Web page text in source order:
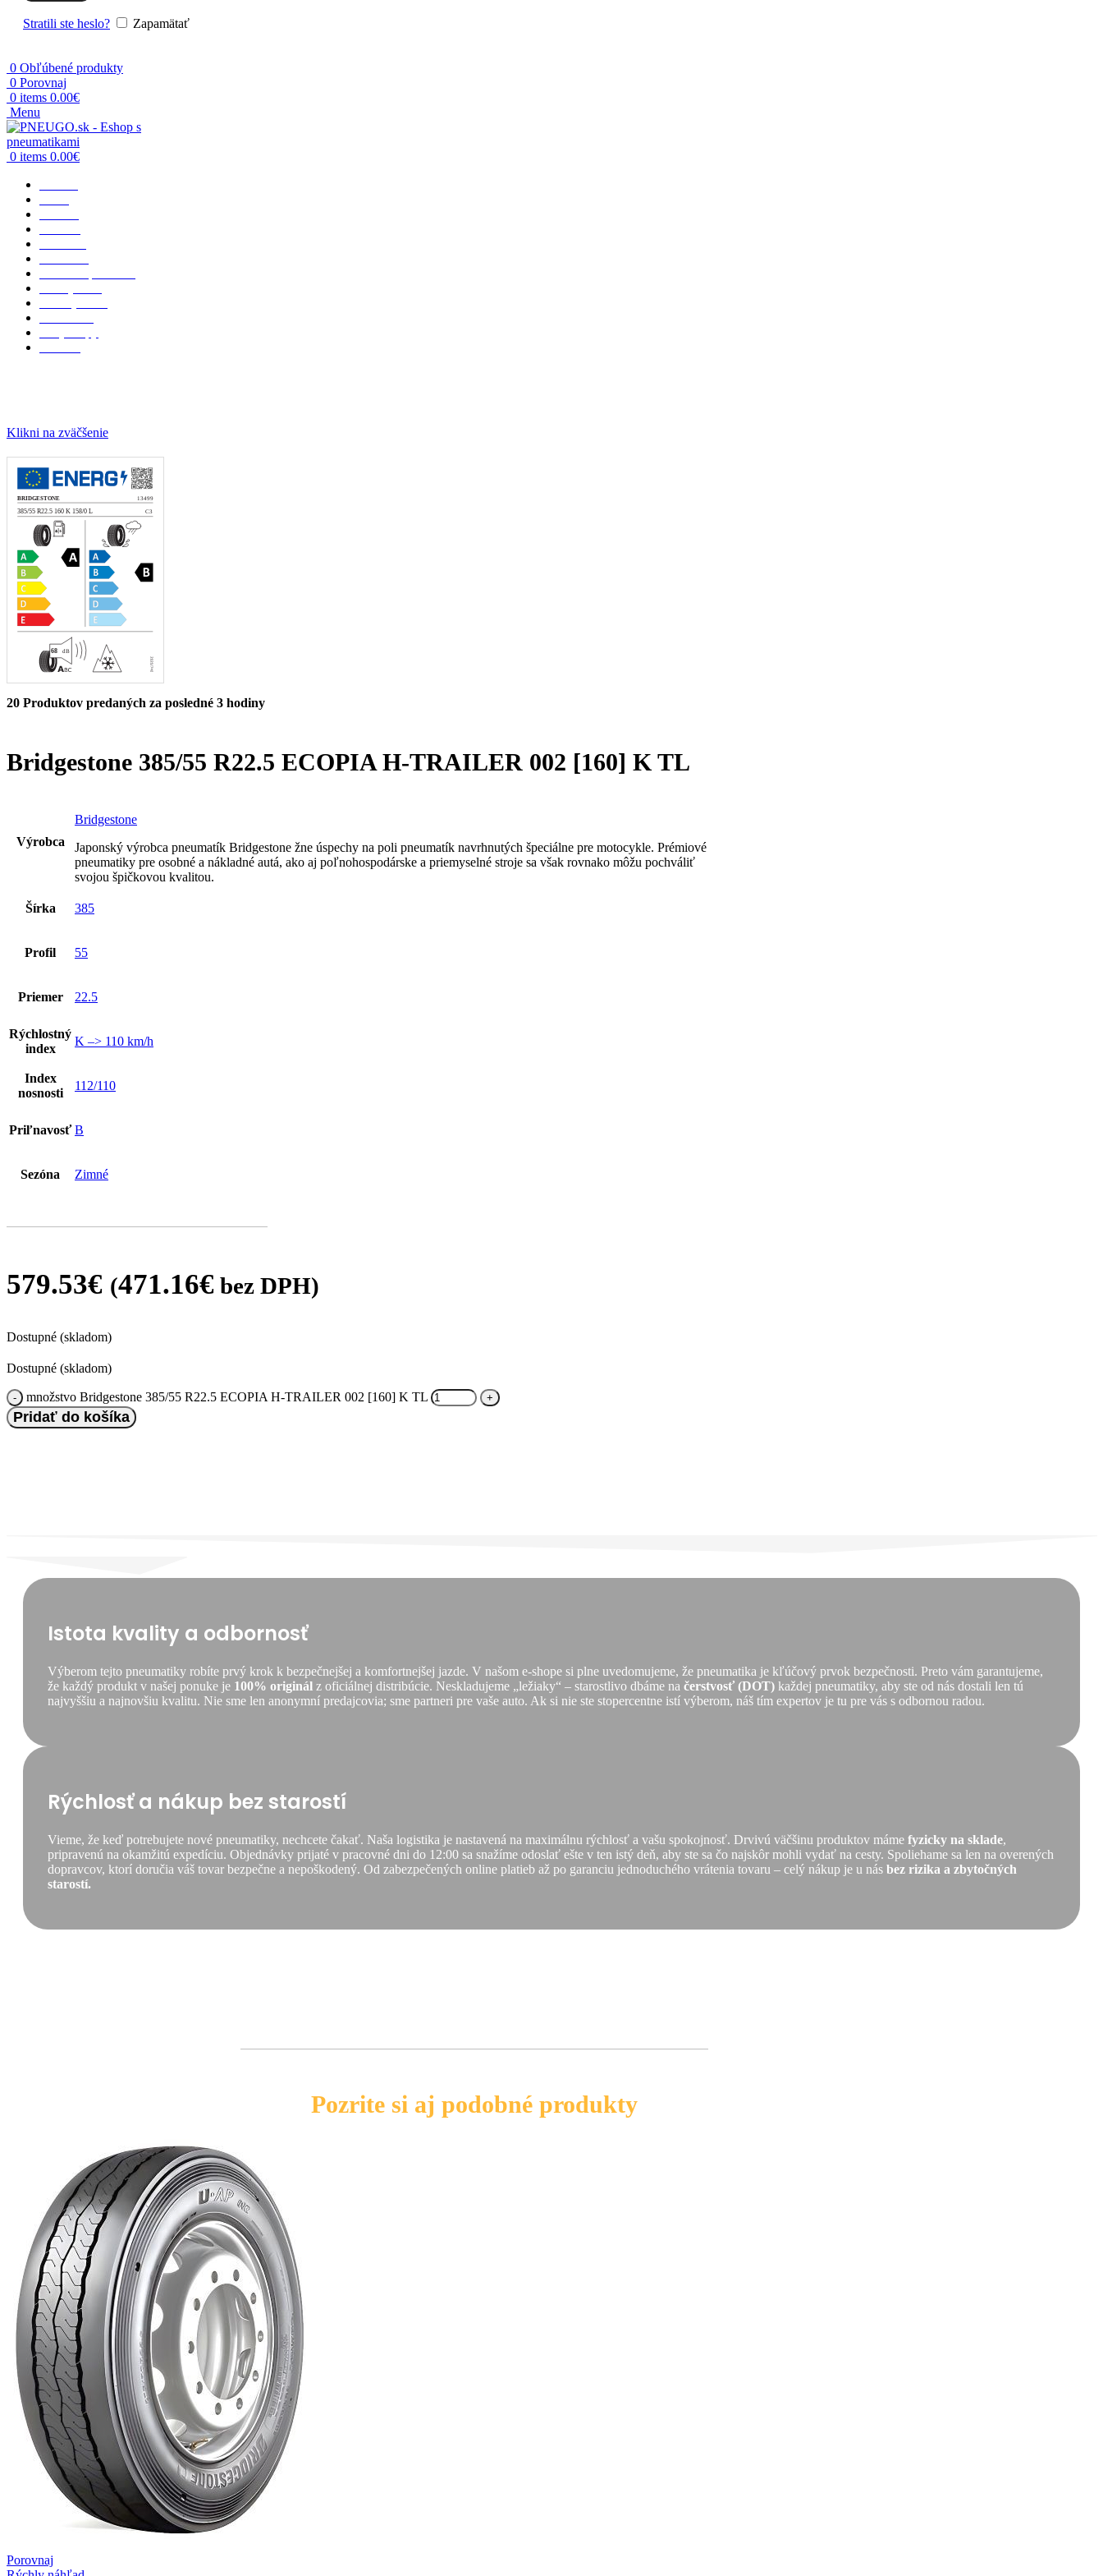
Stratili ste heslo? Zapamätať
0 Obľúbené produkty
0 Porovnaj
0 items 0.00€
Menu
0 items 0.00€
Klikni na zväčšenie
20 Produktov predaných za posledné 3 hodiny
Bridgestone 385/55 R22.5 ECOPIA H-TRAILER 002 [160] K TL
Výrobca
Bridgestone
Japonský výrobca pneumatík Bridgestone žne úspechy na poli pneumatík navrhnutých špeciálne pre motocykle. Prémiové
pneumatiky pre osobné a nákladné autá, ako aj poľnohospodárske a priemyselné stroje sa však rovnako môžu pochváliť
svojou špičkovou kvalitou.
Šírka 385
Profil 55
Priemer 22.5
Rýchlostný
index
K –> 110 km/h
Index
nosnosti
112/110
Priľnavosť B
Sezóna Zimné
579.53€ (471.16€ bez DPH)
Dostupné (skladom)
Dostupné (skladom)
množstvo Bridgestone 385/55 R22.5 ECOPIA H-TRAILER 002 [160] K TL
Pridať do košíka
Istota kvality a odbornosť
Výberom tejto pneumatiky robíte prvý krok k bezpečnejšej a komfortnejšej jazde. V našom e-shope si plne uvedomujeme, že pneumatika je kľúčový prvok bezpečnosti. Preto vám garantujeme,
že každý produkt v našej ponuke je 100% originál z oficiálnej distribúcie. Neskladujeme „ležiaky“ – starostlivo dbáme na čerstvosť (DOT) každej pneumatiky, aby ste od nás dostali len tú
najvyššiu a najnovšiu kvalitu. Nie sme len anonymní predajcovia; sme partneri pre vaše auto. Ak si nie ste stopercentne istí výberom, náš tím expertov je tu pre vás s odbornou radou.
Rýchlosť a nákup bez starostí
Vieme, že keď potrebujete nové pneumatiky, nechcete čakať. Naša logistika je nastavená na maximálnu rýchlosť a vašu spokojnosť. Drvivú väčšinu produktov máme fyzicky na sklade,
pripravenú na okamžitú expedíciu. Objednávky prijaté v pracovné dni do 12:00 sa snažíme odoslať ešte v ten istý deň, aby ste sa čo najskôr mohli vydať na cesty. Spoliehame sa len na overených
dopravcov, ktorí doručia váš tovar bezpečne a nepoškodený. Od zabezpečených online platieb až po garanciu jednoduchého vrátenia tovaru – celý nákup je u nás bez rizika a zbytočných
starostí.
Pozrite si aj podobné produkty
Porovnaj